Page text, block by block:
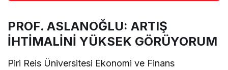
PROF. ASLANOĞLU: ARTIŞ
İHTİMALİNİ YÜKSEK GÖRÜYORUM
Piri Reis Üniversitesi Ekonomi ve Finans